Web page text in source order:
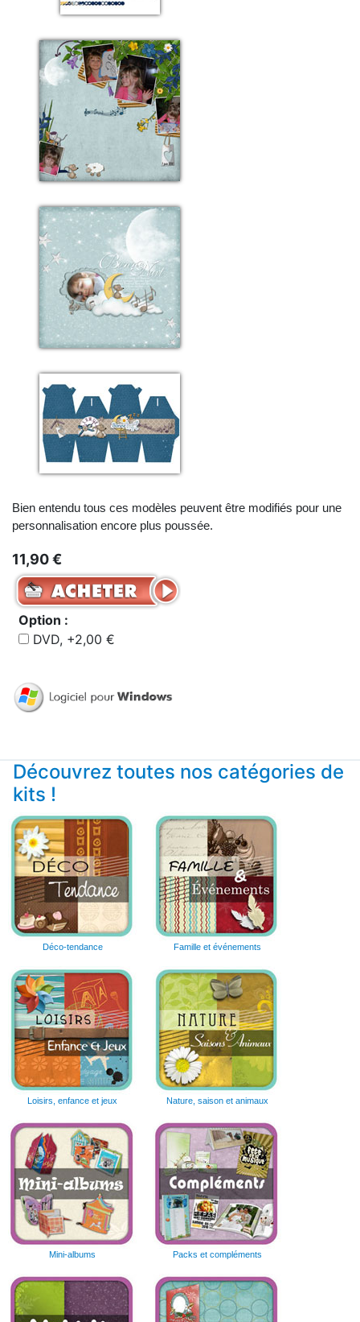
Bien entendu tous ces modèles peuvent être modifiés pour une
personnalisation encore plus poussée.
11,90 €
Option :
DVD, +2,00 €
Découvrez toutes nos catégories de
kits !
Déco-tendance Famille et événements
Loisirs, enfance et jeux Nature, saison et animaux
Mini-albums Packs et compléments